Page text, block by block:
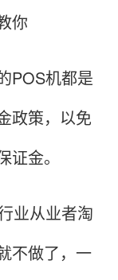
你
机都是
政策，以免
金。
业从业者淘
不做了，一